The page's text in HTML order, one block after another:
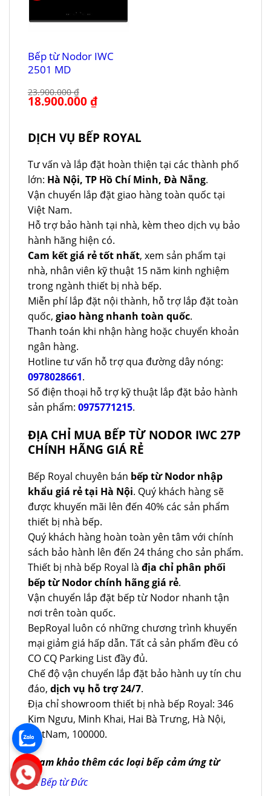
Bếp từ Nodor IWC
2501 MD
23.900.000₫
Giá
gốc
18.900.000₫Giá
hiện
DỊCH VỤ BẾP ROYAL
Tư vấn và lắp đặt hoàn thiện tại các thành phố
lớn: Hà Nội, TP Hồ Chí Minh, Đà Nẵng.
Vận chuyển lắp đặt giao hàng toàn quốc tại
Việt Nam.
Hỗ trợ bảo hành tại nhà, kèm theo dịch vụ bảo
hành hãng hiện có.
Cam kết giá rẻ tốt nhất, xem sản phẩm tại
nhà, nhân viên kỹ thuật 15 năm kinh nghiệm
trong ngành thiết bị nhà bếp.
Miễn phí lắp đặt nội thành, hỗ trợ lắp đặt toàn
quốc, giao hàng nhanh toàn quốc.
Thanh toán khi nhận hàng hoặc chuyển khoản
ngân hàng.
Hotline tư vấn hỗ trợ qua đường dây nóng:
0978028661.
Số điện thoại hỗ trợ kỹ thuật lắp đặt bảo hành
sản phẩm: 0975771215.
ĐỊA CHỈ MUA BẾP TỪ NODOR IWC 27P
CHÍNH HÃNG GIÁ RẺ
Bếp Royal chuyên bán bếp từ Nodor nhập
khẩu giá rẻ tại Hà Nội. Quý khách hàng sẽ
được khuyến mãi lên đến 40% các sản phẩm
thiết bị nhà bếp.
Quý khách hàng hoàn toàn yên tâm với chính
sách bảo hành lên đến 24 tháng cho sản phẩm.
Thiết bị nhà bếp Royal là địa chỉ phân phối
bếp từ Nodor chính hãng giá rẻ.
Vận chuyển lắp đặt bếp từ Nodor nhanh tận
nơi trên toàn quốc.
BepRoyal luôn có những chương trình khuyến
mại giảm giá hấp dẫn. Tất cả sản phẩm đều có
CO CQ Parking List đầy đủ.
Chế độ vận chuyển lắp đặt bảo hành uy tín chu
đáo, dịch vụ hỗ trợ 24/7.
Địa chỉ showroom thiết bị nhà bếp Royal: 346
Kim Ngưu, Minh Khai, Hai Bà Trưng, Hà Nội,
VietNam, 100000.
Tham khảo thêm các loại bếp cảm ứng từ
Bếp từ Đức